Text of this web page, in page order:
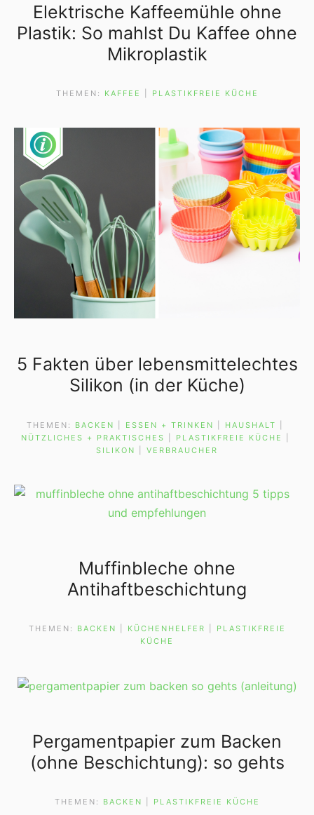
Elektrische Kaffeemühle ohne
Plastik: So mahlst Du Kaffee ohne
Mikroplastik
THEMEN: KAFFEE PLASTIKFREIE KÜCHE
5 Fakten über lebensmittelechtes
Silikon (in der Küche)
THEMEN: BACKEN ESSEN + TRINKEN HAUSHALT
NÜTZLICHES + PRAKTISCHES
PLASTIKFREIE KÜCHE
SILIKON
VERBRAUCHER
Muffinbleche ohne
Antihaftbeschichtung
THEMEN: BACKEN KÜCHENHELFER
PLASTIKFREIE
KÜCHE
Pergamentpapier zum Backen
(ohne Beschichtung): so gehts
THEMEN: BACKEN PLASTIKFREIE KÜCHE